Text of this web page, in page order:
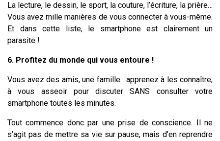
La lecture, le dessin, le sport, la couture, l’écriture, la prière…
Vous avez mille manières de vous connecter à vous-même.
Et dans cette liste, le smartphone est clairement un
parasite !
6. Profitez du monde qui vous entoure !
Vous avez des amis, une famille : apprenez à les connaître,
à vous asseoir pour discuter SANS consulter votre
smartphone toutes les minutes.
Tout commence donc par une prise de conscience. Il ne
s’agit pas de mettre sa vie sur pause, mais d’en reprendre